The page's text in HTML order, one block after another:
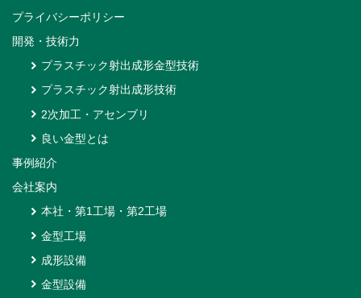
プライバシーポリシー
開発・技術力
プラスチック射出成形金型技術
プラスチック射出成形技術
2次加工・アセンブリ
良い金型とは
事例紹介
会社案内
本社・第1工場・第2工場
金型工場
成形設備
金型設備